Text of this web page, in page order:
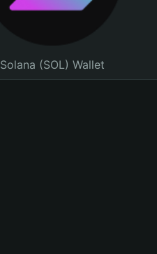
Solana (SOL) Wallet